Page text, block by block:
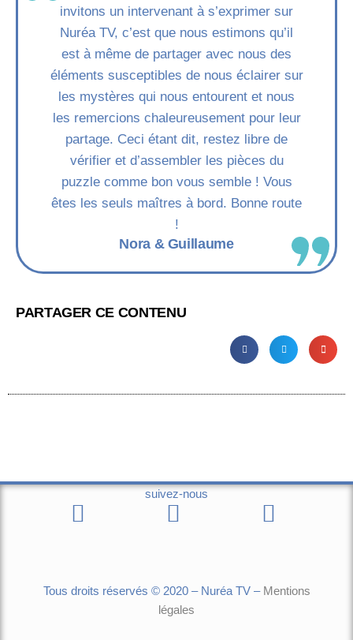
invitons un intervenant à s’exprimer sur
Nuréa TV, c’est que nous estimons qu’il
est à même de partager avec nous des
éléments susceptibles de nous éclairer sur
les mystères qui nous entourent et nous
les remercions chaleureusement pour leur
partage. Ceci étant dit, restez libre de
vérifier et d’assembler les pièces du
puzzle comme bon vous semble ! Vous
êtes les seuls maîtres à bord. Bonne route
!
Nora & Guillaume
PARTAGER CE CONTENU
suivez-nous
Tous droits réservés © 2020 – Nuréa TV – Mentions
légales